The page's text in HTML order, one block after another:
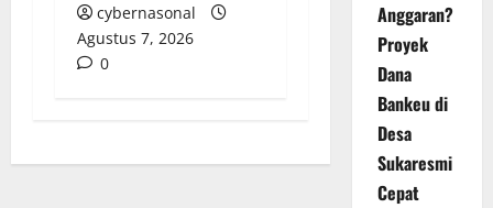
cybernasonal
Agustus 7, 2026
0
Anggaran?
Proyek
Dana
Bankeu di
Desa
Sukaresmi
Cepat